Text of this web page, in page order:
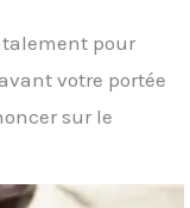
pour
votre portée
sur le